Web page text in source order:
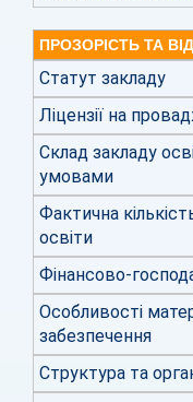
ПРОЗОРІСТЬ ТА
Статут закладу
Ліцензії на
Склад закладу
умовами
Фактична
освіти
Фінансово-
Особливості
забезпечення
Структура та